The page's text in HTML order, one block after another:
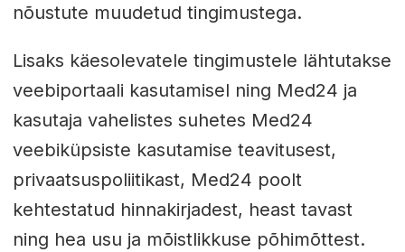
nõustute muudetud tingimustega.
Lisaks käesolevatele tingimustele lähtutakse
veebiportaali kasutamisel ning Med24 ja
kasutaja vahelistes suhetes Med24
veebiküpsiste kasutamise teavitusest,
privaatsuspoliitikast, Med24 poolt
kehtestatud hinnakirjadest, heast tavast
ning hea usu ja mõistlikkuse põhimõttest.